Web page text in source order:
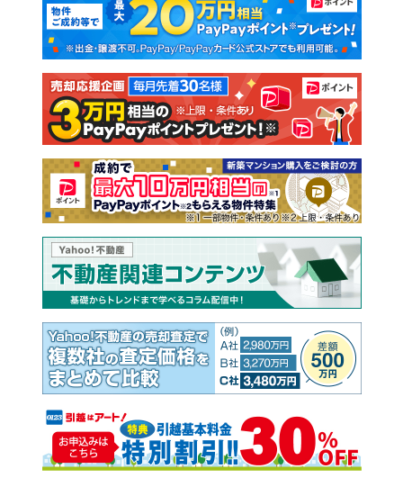
新築一戸建て 中古一戸建て
注文住宅 土地
売却査定